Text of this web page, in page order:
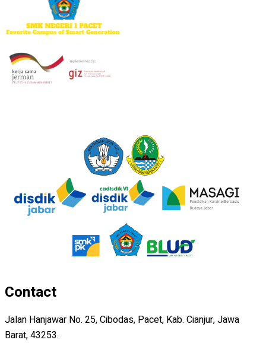
Contact
Jalan Hanjawar No. 25, Cibodas, Pacet, Kab. Cianjur, Jawa
Barat, 43253.